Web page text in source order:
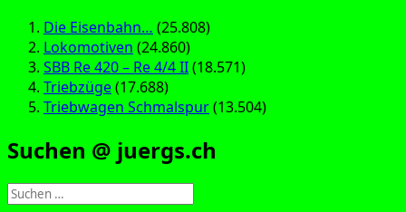
Die Eisenbahn… (25.808)
Lokomotiven (24.860)
SBB Re 420 – Re 4/4 II(18.571)
Triebzüge(17.688)
Triebwagen Schmalspur(13.504)
Suchen @ juergs.ch
Suchen